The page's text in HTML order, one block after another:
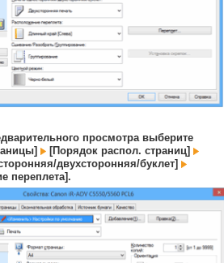
просмотра выберите
[Порядок распол. страниц]
двухсторонняя/буклет]
переплета].